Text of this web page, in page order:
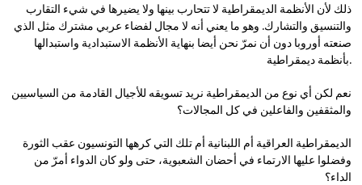
ذلك لأن الأنظمة الديمقراطية لا تتحارب بينها ولا يضيرها في شيء التقارب
والتنسيق والتشارك. وهو ما يعني أنه لا مجال لفضاء عربي مشترك مثل الذي
صنعته أوروبا دون أن نمرّ نحن أيضا بنهاية الأنظمة الاستبدادية واستبدالها
بأنظمة ديمقراطية.
نعم لكن أي نوع من الديمقراطية نريد تسويقه للأجيال القادمة من السياسيين
والمثقفين والفاعلين في كل المجالات؟
الديمقراطية العراقية أم اللبنانية أم تلك التي كرهها التونسيون عقب الثورة
وفضلوا عليها الارتماء في أحضان الشعبوية، حتى ولو كان الدواء أمرّ من
الداء؟